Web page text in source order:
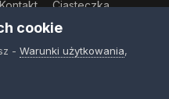
Kontakt Ciasteczka
2023
Community
cookie
- Warunki użytkowania,